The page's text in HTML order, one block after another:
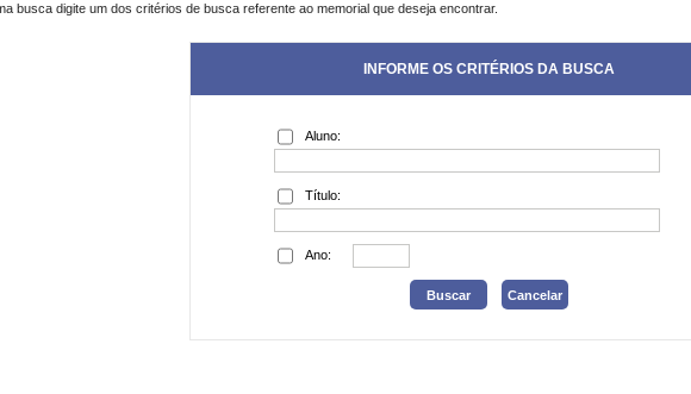
busca digite um dos critérios de busca referente ao memorial que deseja encontrar.
INFORME OS CRITÉRIOS DA BUSCA
Aluno:
Título:
Ano: